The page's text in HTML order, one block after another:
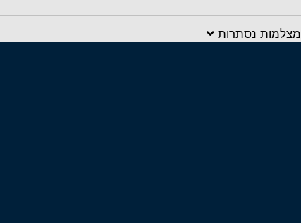
מצלמות נסתרות